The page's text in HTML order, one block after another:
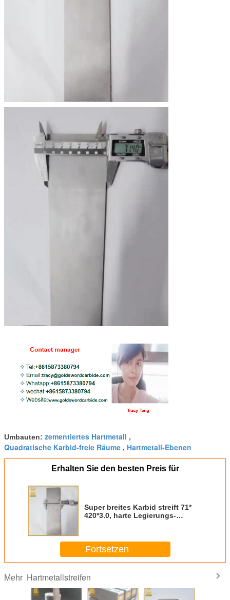
Umbauten: zementiertes Hartmetall ,
Quadratische Karbid-freie Räume , Hartmetall-Ebenen
Erhalten Sie den besten Preis für
Super breites Karbid streift 71*
420*3.0, harte Legierungs-
Blatt-Schärfen ab
Fortsetzen
Mehr Hartmetallstreifen